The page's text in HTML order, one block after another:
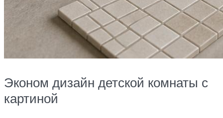
Эконом дизайн детской комнаты с
картиной